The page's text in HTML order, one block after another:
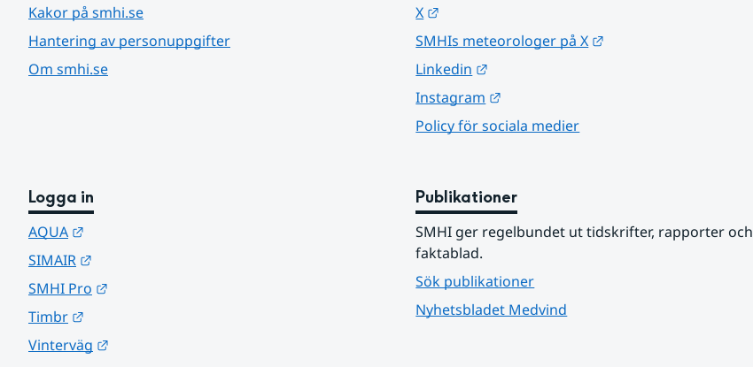
Kakor på smhi.se
Hantering av personuppgifter
Om smhi.se
X
SMHIs meteorologer på X
Linkedin
Instagram
Policy för sociala medier
Logga in
AQUA
SIMAIR
SMHI Pro
Timbr
Vinterväg
Publikationer
SMHI ger regelbundet ut tidskrifter, rapporter och
faktablad.
Sök publikationer
Nyhetsbladet Medvind